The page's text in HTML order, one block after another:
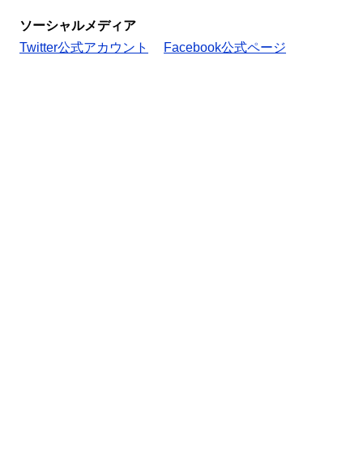
ソーシャルメディア
Twitter公式アカウント
Facebook公式ページ